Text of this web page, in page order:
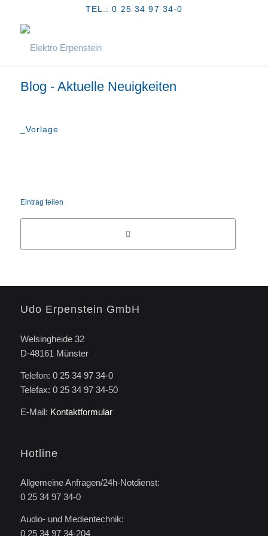
TEL.: 0 25 34 97 34-0
Blog - Aktuelle Neuigkeiten
_Vorlage
Eintrag teilen
Udo Erpenstein GmbH
Welsingheide 32
D-48161 Münster
Telefon: 0 25 34 97 34-0
Telefax: 0 25 34 97 34-50
E-Mail: Kontaktformular
Hotline
Allgemeine Anfragen/24h-Notdienst:
0 25 34 97 34-0
Audio- und Medientechnik:
0 25 34 97 34-204